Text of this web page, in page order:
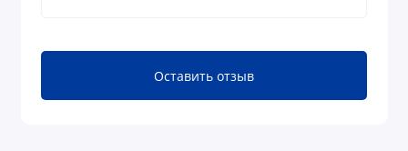
Оставить отзыв